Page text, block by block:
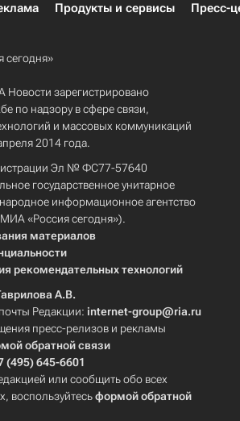
Продукты и сервисы Пресс-
Новости зарегистрировано
по надзору в сфере связи,
и массовых коммуникаций
2014 года.
Эл № ФС77-57640
государственное унитарное
информационное агентство
«Россия сегодня»).
материалов
рекомендательных технологий
А.В.
Редакции: internet-group@ria.ru
пресс-релизов и рекламы
обратной связи
(495) 645-6601
или сообщить обо всех
воспользуйтесьформой обратной